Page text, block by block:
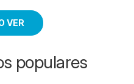
VER
populares